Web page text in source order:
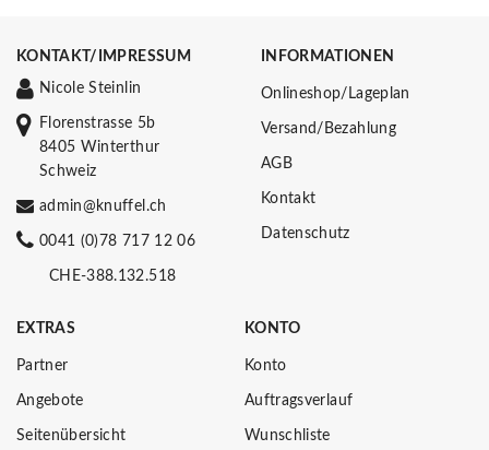
KONTAKT/IMPRESSUM
Nicole Steinlin
Florenstrasse 5b
8405 Winterthur
Schweiz
admin@knuffel.ch
0041 (0)78 717 12 06
CHE-388.132.518
INFORMATIONEN
Onlineshop/Lageplan
Versand/Bezahlung
AGB
Kontakt
Datenschutz
EXTRAS
Partner
Angebote
Seitenübersicht
KONTO
Konto
Auftragsverlauf
Wunschliste